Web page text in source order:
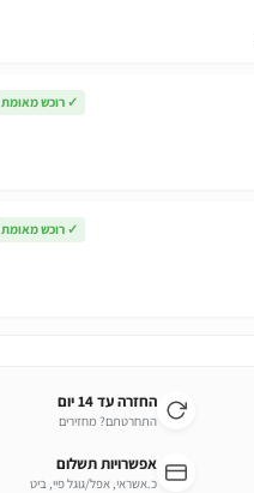
✓ רוכש מאומת
✓ רוכש מאומת
החזרה עד 14 יום
התחרטתם? מחזירים
אפשרויות תשלום
כ.אשראי, אפל/גוגל פיי, ביט